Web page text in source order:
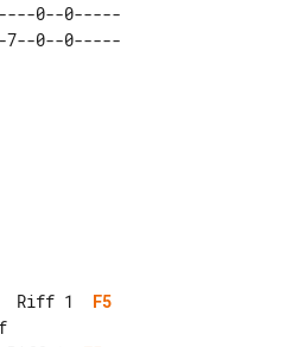
0--0-----
7--0--0-----
Riff 1
F5